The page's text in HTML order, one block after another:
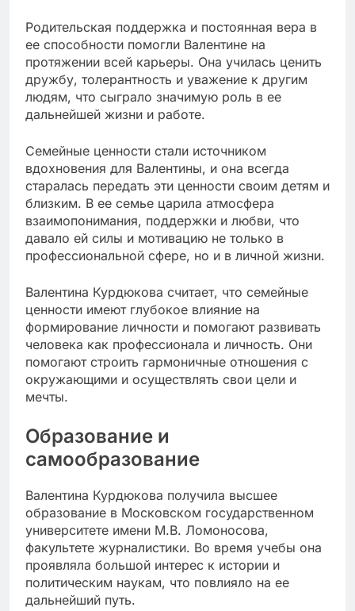
Родительская поддержка и постоянная вера в
ее способности помогли Валентине на
протяжении всей карьеры. Она училась ценить
дружбу, толерантность и уважение к другим
людям, что сыграло значимую роль в ее
дальнейшей жизни и работе.
Семейные ценности стали источником
вдохновения для Валентины, и она всегда
старалась передать эти ценности своим детям и
близким. В ее семье царила атмосфера
взаимопонимания, поддержки и любви, что
давало ей силы и мотивацию не только в
профессиональной сфере, но и в личной жизни.
Валентина Курдюкова считает, что семейные
ценности имеют глубокое влияние на
формирование личности и помогают развивать
человека как профессионала и личность. Они
помогают строить гармоничные отношения с
окружающими и осуществлять свои цели и
мечты.
Образование и
самообразование
Валентина Курдюкова получила высшее
образование в Московском государственном
университете имени М.В. Ломоносова,
факультете журналистики. Во время учебы она
проявляла большой интерес к истории и
политическим наукам, что повлияло на ее
дальнейший путь.